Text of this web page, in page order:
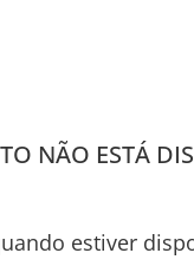
NÃO ESTÁ
estiver